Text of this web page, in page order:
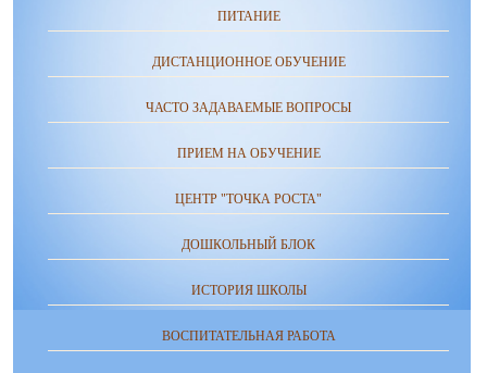
ПИТАНИЕ
ДИСТАНЦИОННОЕ ОБУЧЕНИЕ
ЧАСТО ЗАДАВАЕМЫЕ ВОПРОСЫ
ПРИЕМ НА ОБУЧЕНИЕ
ЦЕНТР "ТОЧКА РОСТА"
ДОШКОЛЬНЫЙ БЛОК
ИСТОРИЯ ШКОЛЫ
ВОСПИТАТЕЛЬНАЯ РАБОТА